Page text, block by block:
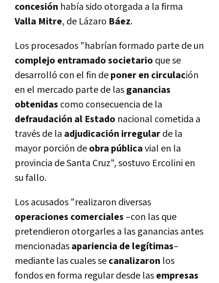
concesión habí­a sido otorgada a la firma
Valla Mitre, de Lázaro Báez.
Los procesados "habrí­an formado parte de un
complejo entramado societario que se
desarrolló con el fin deponer en circulación
en el mercado parte de lasganancias
obtenidas como consecuencia de la
defraudación al Estado nacional cometida a
través de la adjudicación irregularde la
mayor porción deobra públicavial en la
provincia de Santa Cruz", sostuvo Ercolini en
su fallo.
Los acusados "realizaron diversas
operaciones comerciales –con las que
pretendieron otorgarles a las ganancias antes
mencionadasapariencia de legí­timas–
mediante las cuales secanalizaron los
fondos en forma regular desde lasempresas